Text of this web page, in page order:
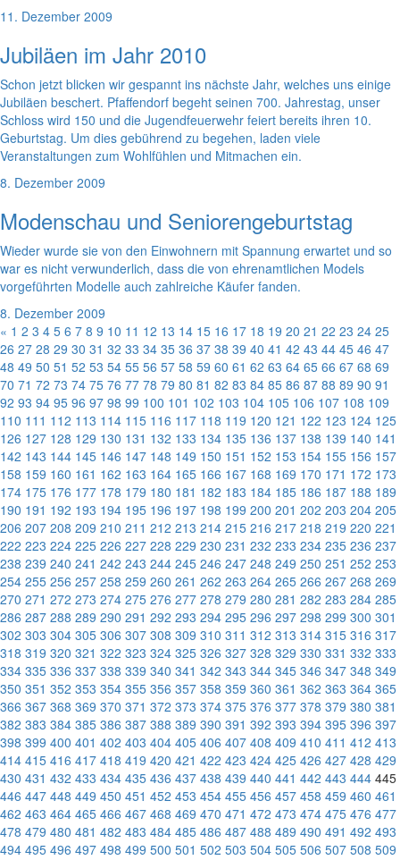
11. Dezember 2009
Jubiläen im Jahr 2010
Schon jetzt blicken wir gespannt ins nächste Jahr, welches uns einige
Jubiläen beschert. Pfaffendorf begeht seinen 700. Jahrestag, unser
Schloss wird 150 und die Jugendfeuerwehr feiert bereits ihren 10.
Geburtstag. Um dies gebührend zu begehen, laden viele
Veranstaltungen zum Wohlfühlen und Mitmachen ein.
8. Dezember 2009
Modenschau und Seniorengeburtstag
Wieder wurde sie von den Einwohnern mit Spannung erwartet und so
war es nicht verwunderlich, dass die von ehrenamtlichen Models
vorgeführten Modelle auch zahlreiche Käufer fanden.
8. Dezember 2009
« 1 2 3 4 5 6 7 8 9 10 11 12 13 14 15 16 17 18 19 20 21 22 23 24 25
26 27 28 29 30 31 32 33 34 35 36 37 38 39 40 41 42 43 44 45 46 47
48 49 50 51 52 53 54 55 56 57 58 59 60 61 62 63 64 65 66 67 68 69
70 71 72 73 74 75 76 77 78 79 80 81 82 83 84 85 86 87 88 89 90 91
92 93 94 95 96 97 98 99 100 101 102 103 104 105 106 107 108 109
110 111 112 113 114 115 116 117 118 119 120 121 122 123 124 125
126 127 128 129 130 131 132 133 134 135 136 137 138 139 140 141
142 143 144 145 146 147 148 149 150 151 152 153 154 155 156 157
158 159 160 161 162 163 164 165 166 167 168 169 170 171 172 173
174 175 176 177 178 179 180 181 182 183 184 185 186 187 188 189
190 191 192 193 194 195 196 197 198 199 200 201 202 203 204 205
206 207 208 209 210 211 212 213 214 215 216 217 218 219 220 221
222 223 224 225 226 227 228 229 230 231 232 233 234 235 236 237
238 239 240 241 242 243 244 245 246 247 248 249 250 251 252 253
254 255 256 257 258 259 260 261 262 263 264 265 266 267 268 269
270 271 272 273 274 275 276 277 278 279 280 281 282 283 284 285
286 287 288 289 290 291 292 293 294 295 296 297 298 299 300 301
302 303 304 305 306 307 308 309 310 311 312 313 314 315 316 317
318 319 320 321 322 323 324 325 326 327 328 329 330 331 332 333
334 335 336 337 338 339 340 341 342 343 344 345 346 347 348 349
350 351 352 353 354 355 356 357 358 359 360 361 362 363 364 365
366 367 368 369 370 371 372 373 374 375 376 377 378 379 380 381
382 383 384 385 386 387 388 389 390 391 392 393 394 395 396 397
398 399 400 401 402 403 404 405 406 407 408 409 410 411 412 413
414 415 416 417 418 419 420 421 422 423 424 425 426 427 428 429
430 431 432 433 434 435 436 437 438 439 440 441 442 443 444 445
446 447 448 449 450 451 452 453 454 455 456 457 458 459 460 461
462 463 464 465 466 467 468 469 470 471 472 473 474 475 476 477
478 479 480 481 482 483 484 485 486 487 488 489 490 491 492 493
494 495 496 497 498 499 500 501 502 503 504 505 506 507 508 509